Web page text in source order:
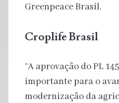
Greenpeace Brasil.
Croplife Brasil
“A aprovação do PL
importante para o
modernização da